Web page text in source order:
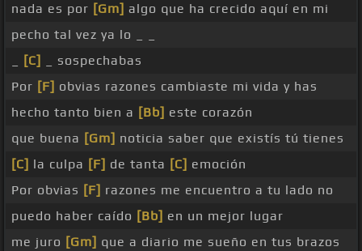
nada es por [Gm] algo que ha crecido aquí en mi
pecho tal vez ya lo _ _
[C]
_ sospechabas
Por [F] obvias razones cambiaste mi vida y has
hecho tanto bien a [Bb] este corazón
que buena [Gm] noticia saber que existís tú tienes
[C] la culpa [F] de tanta [C] emoción
Por obvias [F] razones me encuentro a tu lado no
puedo haber caído [Bb] en un mejor lugar
me juro [Gm] que a diario me sueño en tus brazos